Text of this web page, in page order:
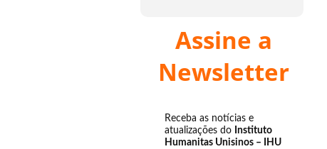
Assine a
Newsletter
Receba as notícias e
atualizações do Instituto
Humanitas Unisinos – IHU